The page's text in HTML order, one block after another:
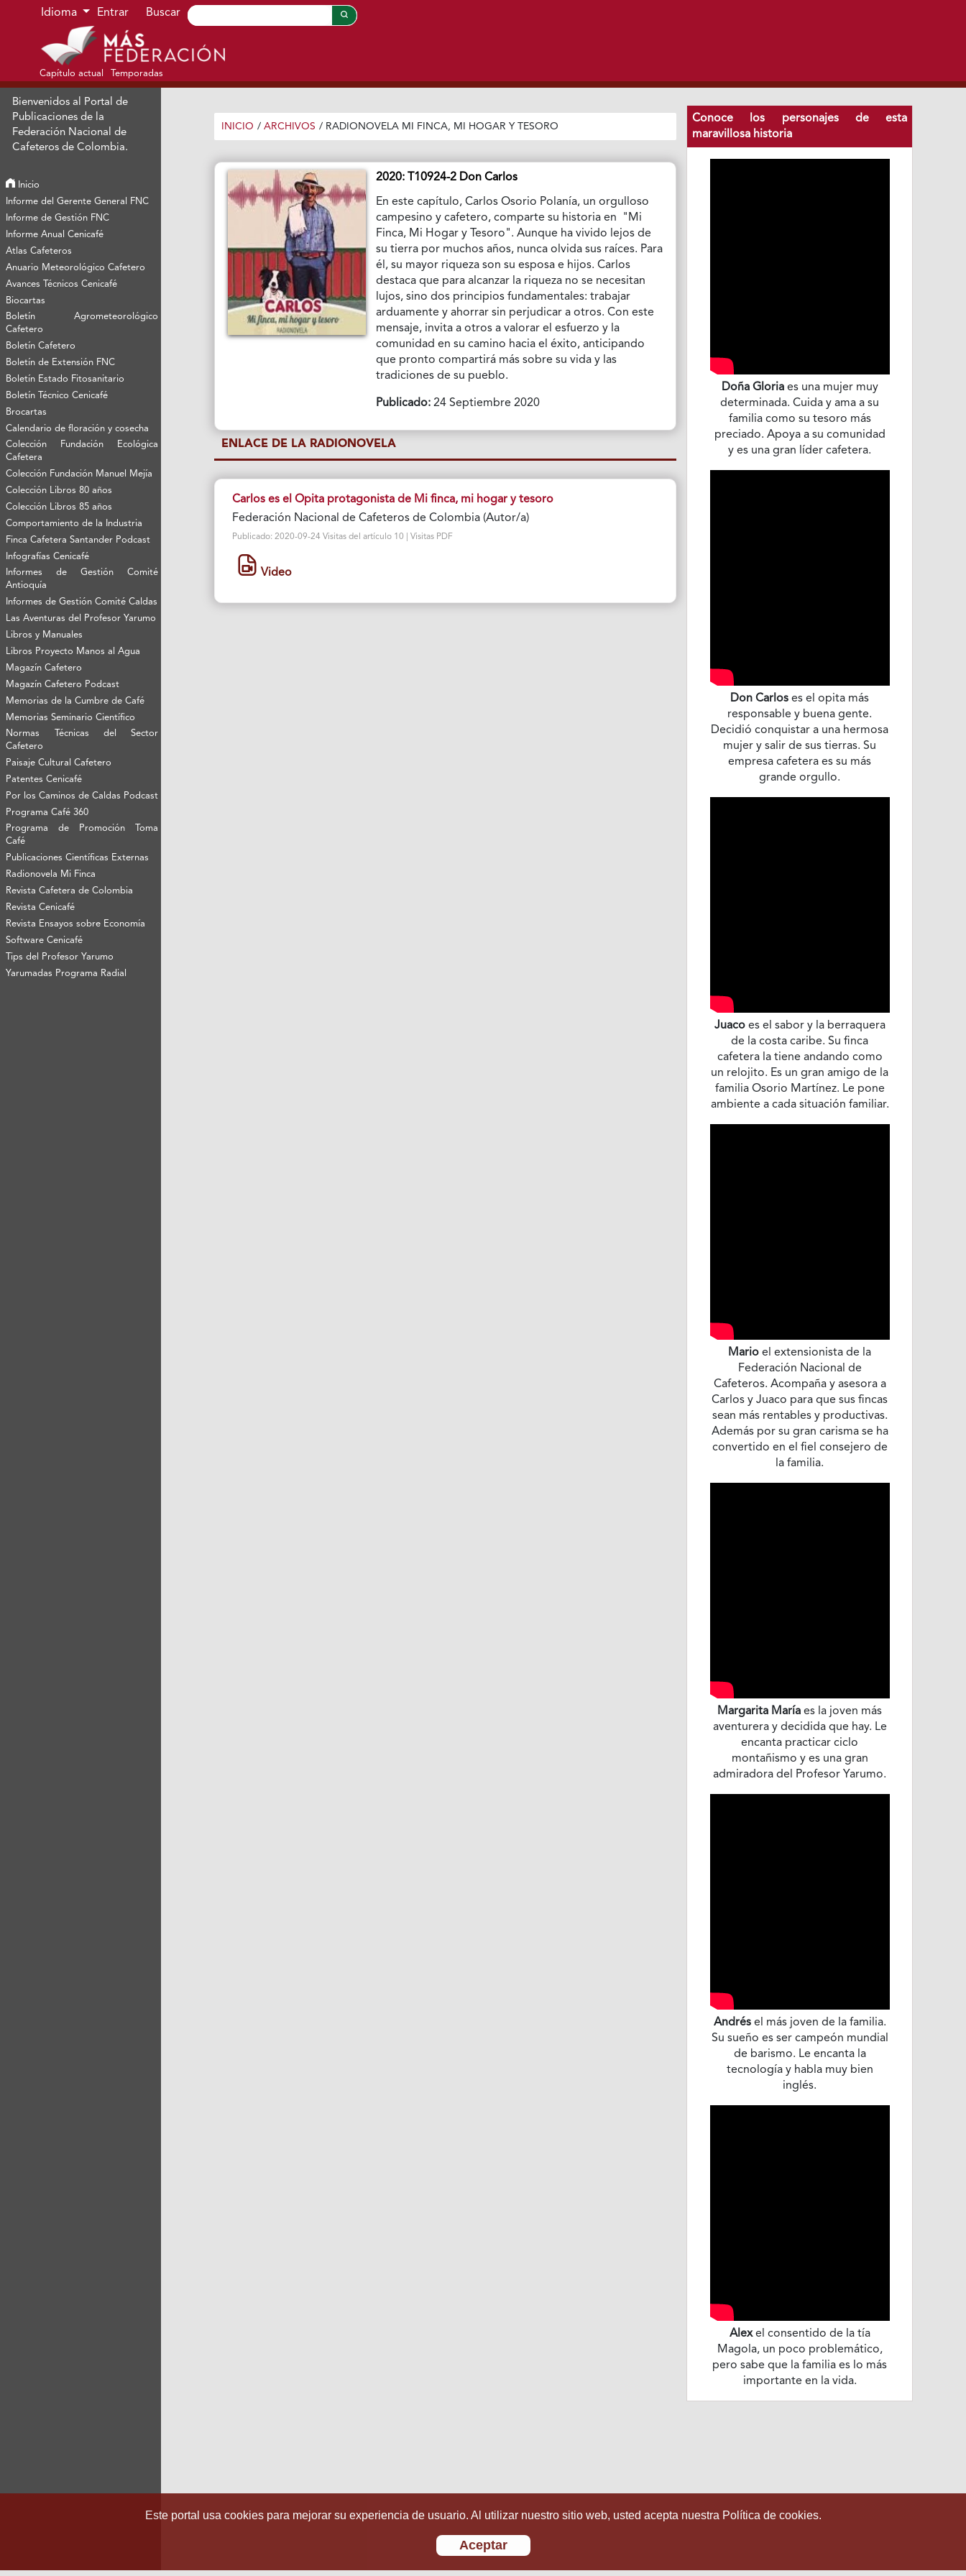
Ir al menú de navegación principal
Ir al contenido principal
Ir al pie de página del sitio
Idioma Entrar Buscar
Capítulo actual Temporadas
Bienvenidos al Portal de
Publicaciones de la
Federación Nacional de
Cafeteros de Colombia.
Inicio
Informe del Gerente General FNC
Informe de Gestión FNC
Informe Anual Cenicafé
Atlas Cafeteros
Anuario Meteorológico Cafetero
Avances Técnicos Cenicafé
Biocartas
Boletín Agrometeorológico
Cafetero
Boletín Cafetero
Boletín de Extensión FNC
Boletín Estado Fitosanitario
Boletín Técnico Cenicafé
Brocartas
Calendario de floración y cosecha
Colección Fundación Ecológica
Cafetera
Colección Fundación Manuel Mejía
Colección Libros 80 años
Colección Libros 85 años
Comportamiento de la Industria
Finca Cafetera Santander Podcast
Infografías Cenicafé
Informes de Gestión Comité
Antioquía
Informes de Gestión Comité Caldas
Las Aventuras del Profesor Yarumo
Libros y Manuales
Libros Proyecto Manos al Agua
Magazín Cafetero
Magazín Cafetero Podcast
Memorias de la Cumbre de Café
Memorias Seminario Científico
Normas Técnicas del Sector
Cafetero
Paisaje Cultural Cafetero
Patentes Cenicafé
Por los Caminos de Caldas Podcast
Programa Café 360
Programa de Promoción Toma
Café
Publicaciones Científicas Externas
Radionovela Mi Finca
Revista Cafetera de Colombia
Revista Cenicafé
Revista Ensayos sobre Economía
Software Cenicafé
Tips del Profesor Yarumo
Yarumadas Programa Radial
INICIO / ARCHIVOS / RADIONOVELA MI FINCA, MI HOGAR Y TESORO
2020: T10924-2 Don Carlos
En este capítulo, Carlos Osorio Polanía, un orgulloso
campesino y cafetero, comparte su historia en "Mi
Finca, Mi Hogar y Tesoro". Aunque ha vivido lejos de
su tierra por muchos años, nunca olvida sus raíces. Para
él, su mayor riqueza son su esposa e hijos. Carlos
destaca que para alcanzar la riqueza no se necesitan
lujos, sino dos principios fundamentales: trabajar
arduamente y ahorrar sin perjudicar a otros. Con este
mensaje, invita a otros a valorar el esfuerzo y la
comunidad en su camino hacia el éxito, anticipando
que pronto compartirá más sobre su vida y las
tradiciones de su pueblo.
Publicado: 24 Septiembre 2020
ENLACE DE LA RADIONOVELA
Carlos es el Opita protagonista de Mi finca, mi hogar y tesoro
Federación Nacional de Cafeteros de Colombia (Autor/a)
Publicado: 2020-09-24 Visitas del artículo 10 | Visitas PDF
Video
Conoce los personajes de esta
maravillosa historia
Doña Gloriaes una mujer muy
determinada. Cuida y ama a su
familia como su tesoro más
preciado. Apoya a su comunidad
y es una gran líder cafetera.
Don Carlos es el opita más
responsable y buena gente.
Decidió conquistar a una hermosa
mujer y salir de sus tierras. Su
empresa cafetera es su más
grande orgullo.
Juacoes el sabor y la berraquera
de la costa caribe. Su finca
cafetera la tiene andando como
un relojito. Es un gran amigo de la
familia Osorio Martínez. Le pone
ambiente a cada situación familiar.
Mario el extensionista de la
Federación Nacional de
Cafeteros. Acompaña y asesora a
Carlos y Juaco para que sus fincas
sean más rentables y productivas.
Además por su gran carisma se ha
convertido en el fiel consejero de
la familia.
Margarita María es la joven más
aventurera y decidida que hay. Le
encanta practicar ciclo
montañismo y es una gran
admiradora del Profesor Yarumo.
Andrésel más joven de la familia.
Su sueño es ser campeón mundial
de barismo. Le encanta la
tecnología y habla muy bien
inglés.
Alexel consentido de la tía
Magola, un poco problemático,
pero sabe que la familia es lo más
importante en la vida.
Este portal usa cookies para mejorar su experiencia de usuario. Al utilizar nuestro sitio web, usted acepta nuestra Política de cookies.
Aceptar